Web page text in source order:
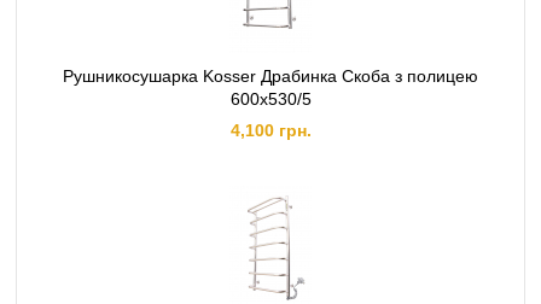
Рушникосушарка Kosser Драбинка Скоба з полицею
600х530/5
4,100 грн.